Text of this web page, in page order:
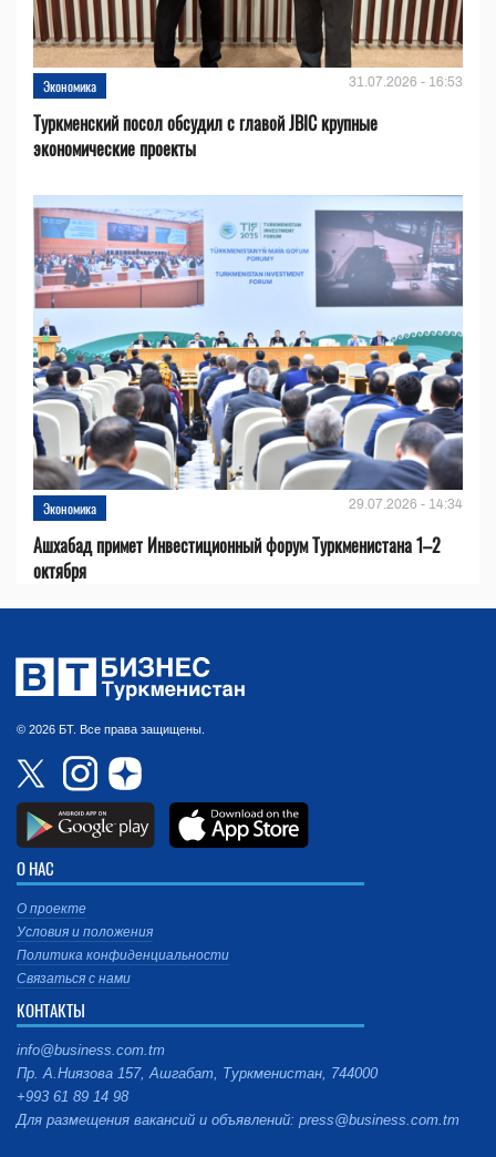
Экономика 31.07.2026 - 16:53
Туркменский посол обсудил с главой JBIC крупные
экономические проекты
Экономика 29.07.2026 - 14:34
Ашхабад примет Инвестиционный форум Туркменистана 1–2
октября
© 2026 БТ. Все права защищены.
О НАС
О проекте
Условия и положения
Политика конфиденциальности
Связаться с нами
КОНТАКТЫ
info@business.com.tm
Пр. А.Ниязова 157, Ашгабат, Туркменистан, 744000
+993 61 89 14 98
Для размещения вакансий и объявлений: press@business.com.tm